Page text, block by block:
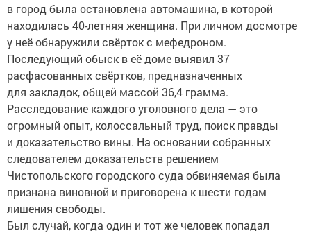
в город была остановлена автомашина, в которой
находилась 40-летняя женщина. При личном досмотре
у неё обнаружили свёрток с мефедроном.
Последующий обыск в её доме выявил 37
расфасованных свёртков, предназначенных
для закладок, общей массой 36,4 грамма.
Расследование каждого уголовного дела — это
огромный опыт, колоссальный труд, поиск правды
и доказательство вины. На основании собранных
следователем доказательств решением
Чистопольского городского суда обвиняемая была
признана виновной и приговорена к шести годам
лишения свободы.
Был случай, когда один и тот же человек попадал